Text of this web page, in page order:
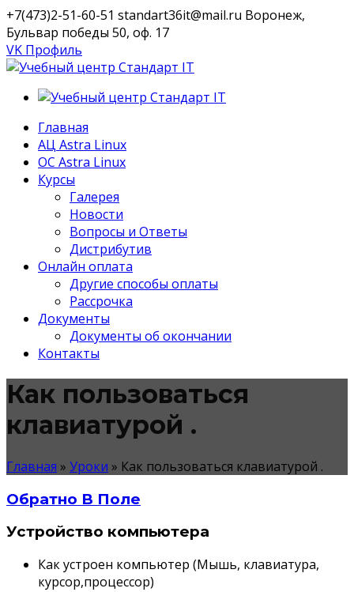
+7(473)2-51-60-51 standart36it@mail.ru Воронеж,
Бульвар победы 50, оф. 17
VK Профиль
Главная
АЦ Astra Linux
OC Astra Linux
Курсы
Галерея
Новости
Вопросы и Ответы
Дистрибутив
Онлайн оплата
Другие способы оплаты
Рассрочка
Документы
Документы об окончании
Контакты
Как пользоваться
клавиатурой .
Главная » Уроки » Как пользоваться клавиатурой .
Обратно В Поле
Устройство компьютера
Как устроен компьютер (Мышь, клавиатура,
курсор,процессор)